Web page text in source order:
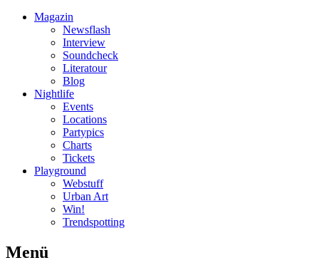
Magazin
Newsflash
Interview
Soundcheck
Literatour
Blog
Nightlife
Events
Locations
Partypics
Charts
Tickets
Playground
Webstuff
Urban Art
Win!
Trendspotting
Menü